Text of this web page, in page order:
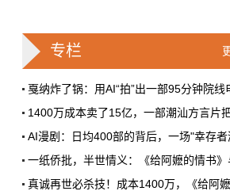
高定，而是一句话。
6月28日 9:25:00
周星驰跑去拍AI短剧了，电影院还剩
么？
5月31号，横店。63岁的周星驰穿着黑色
出现在《食神2026》的开机现场。这部短
本网
专栏
戛纳炸了锅：用AI“拍”出一部95分钟院线
1400万成本卖了15亿，一部潮汕方言片
AI漫剧：日均400部的背后，一场"幸存者
一纸侨批，半世情义：《给阿嬷的情书》
真诚再世必杀技！成本1400万，《给阿